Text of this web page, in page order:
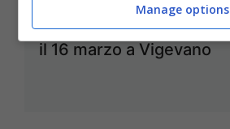
il 16 marzo a Vigevano
Manage options